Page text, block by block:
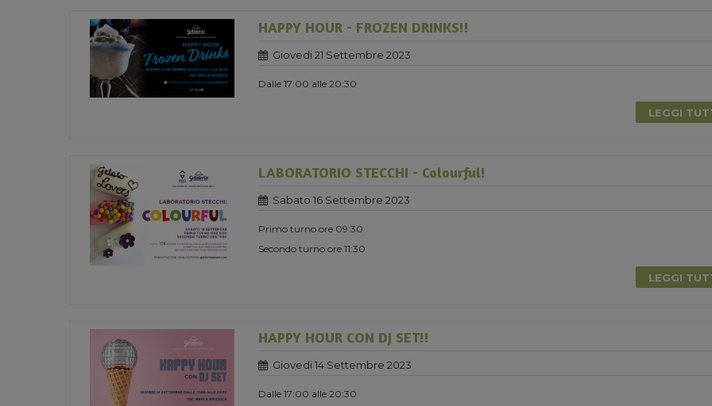
HAPPY HOUR - FROZEN DRINKS!!
Giovedi 21 Settembre 2023
Dalle 17:00 alle 20:30
LEGGI
LABORATORIO STECCHI - Colourful!
Sabato 16 Settembre 2023
Primo turno ore 09:30
Secondo turno ore 11:30
LEGGI
HAPPY HOUR CON DJ SET!!
Giovedi 14 Settembre 2023
Dalle 17:00 alle 20:30